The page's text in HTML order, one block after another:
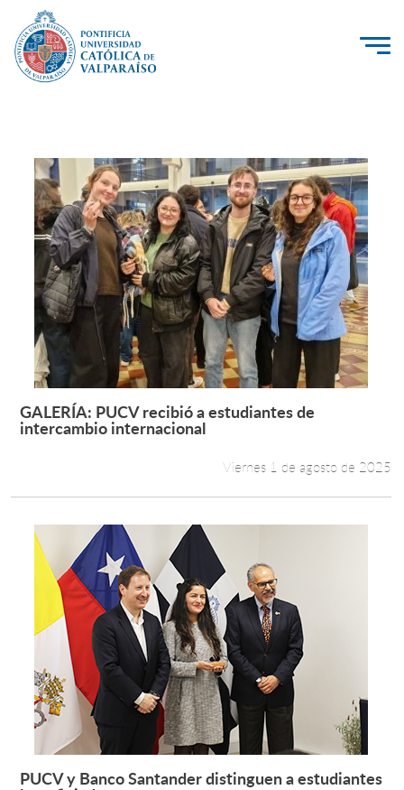
PUCV Internacional
Vinculación con el Medio
Admisión
Pregrado
Postgrado
Formación Continua
Funcionarios
Alumni
English
Leer más +
GALERÍA: PUCV recibió a estudiantes de
intercambio internacional
Viernes 1 de agosto de 2025
PUCV y Banco Santander distinguen a estudiantes